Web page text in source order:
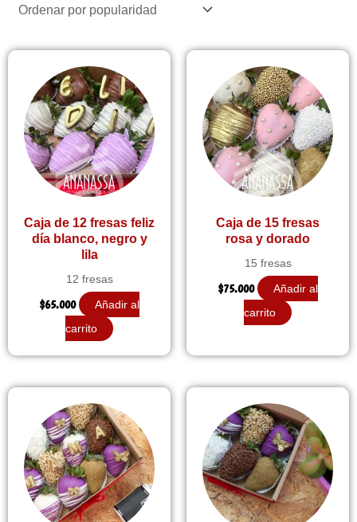
popularidad
Caja de 12 fresas feliz
día blanco, negro y
lila
12 fresas
$65.000
Añadir al
carrito
Caja de 15 fresas
rosa y dorado
15 fresas
$75.000
Añadir al
carrito